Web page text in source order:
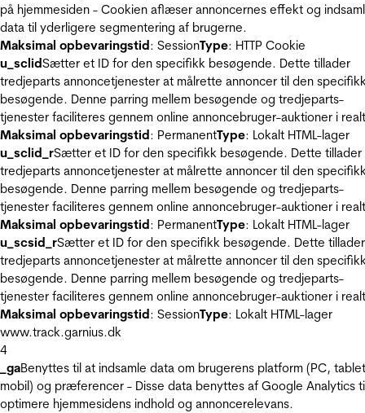
på hjemmesiden - Cookien aflæser annoncernes effekt og
data til yderligere segmentering af brugerne.
Maksimal opbevaringstid: SessionType: HTTP Cookie
u_sclidSætter et ID for den specifikk besøgende. Dette tillader
tredjeparts annoncetjenester at målrette annoncer til den
besøgende. Denne parring mellem besøgende og tredjeparts-
tjenester faciliteres gennem online annoncebruger-auktioner i
Maksimal opbevaringstid: PermanentType: Lokalt HTML-lager
u_sclid_rSætter et ID for den specifikk besøgende. Dette tillader
tredjeparts annoncetjenester at målrette annoncer til den
besøgende. Denne parring mellem besøgende og tredjeparts-
tjenester faciliteres gennem online annoncebruger-auktioner i
Maksimal opbevaringstid: PermanentType: Lokalt HTML-lager
u_scsid_rSætter et ID for den specifikk besøgende. Dette tillader
tredjeparts annoncetjenester at målrette annoncer til den
besøgende. Denne parring mellem besøgende og tredjeparts-
tjenester faciliteres gennem online annoncebruger-auktioner i
Maksimal opbevaringstid: SessionType: Lokalt HTML-lager
www.track.garnius.dk
4
_gaBenyttes til at indsamle data om brugerens platform (PC,
mobil) og præferencer - Disse data benyttes af Google Analytics
optimere hjemmesidens indhold og annoncerelevans.